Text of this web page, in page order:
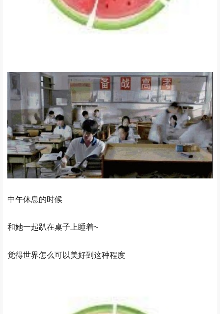
中午休息的时候
和她一起趴在桌子上睡着~
觉得世界怎么可以美好到这种程度